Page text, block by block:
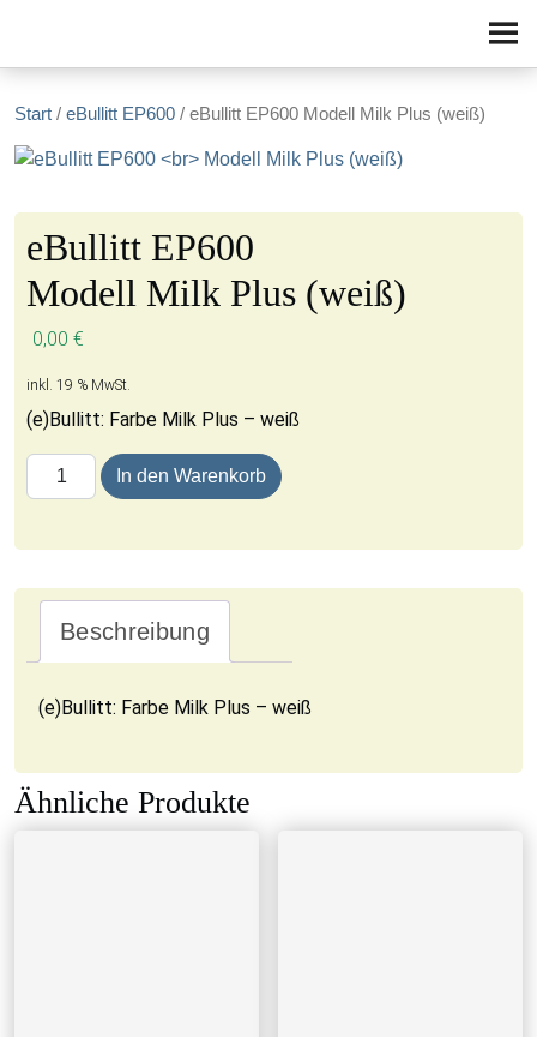
Start / eBullitt EP600 / eBullitt EP600 Modell Milk Plus (weiß)
eBullitt EP600
Modell Milk Plus (weiß)
0,00 €
inkl. 19 % MwSt.
(e)Bullitt: Farbe Milk Plus – weiß
eBullitt EP600 Modell Milk Plus (weiß) Menge
In den Warenkorb
Beschreibung
(e)Bullitt: Farbe Milk Plus – weiß
Ähnliche Produkte